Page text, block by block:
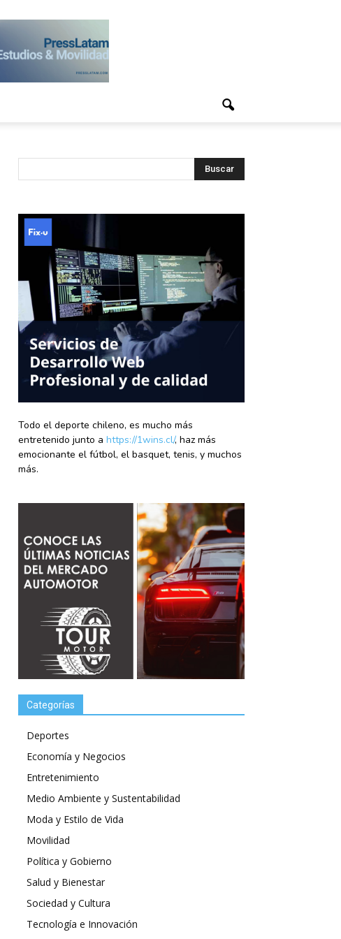
Todo el deporte chileno, es mucho más
entretenido junto a https://1wins.cl/, haz más
emocionante el fútbol, el basquet, tenis, y muchos
más.
Categorías
Deportes
Economía y Negocios
Entretenimiento
Medio Ambiente y Sustentabilidad
Moda y Estilo de Vida
Movilidad
Política y Gobierno
Salud y Bienestar
Sociedad y Cultura
Tecnología e Innovación